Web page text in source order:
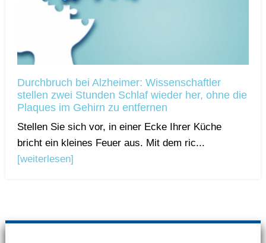
Durchbruch bei Alzheimer: Wissenschaftler
stellen zwei Stunden Schlaf wieder her, ohne die
Plaques im Gehirn zu entfernen
Stellen Sie sich vor, in einer Ecke Ihrer Küche
bricht ein kleines Feuer aus. Mit dem ric...
[weiterlesen]